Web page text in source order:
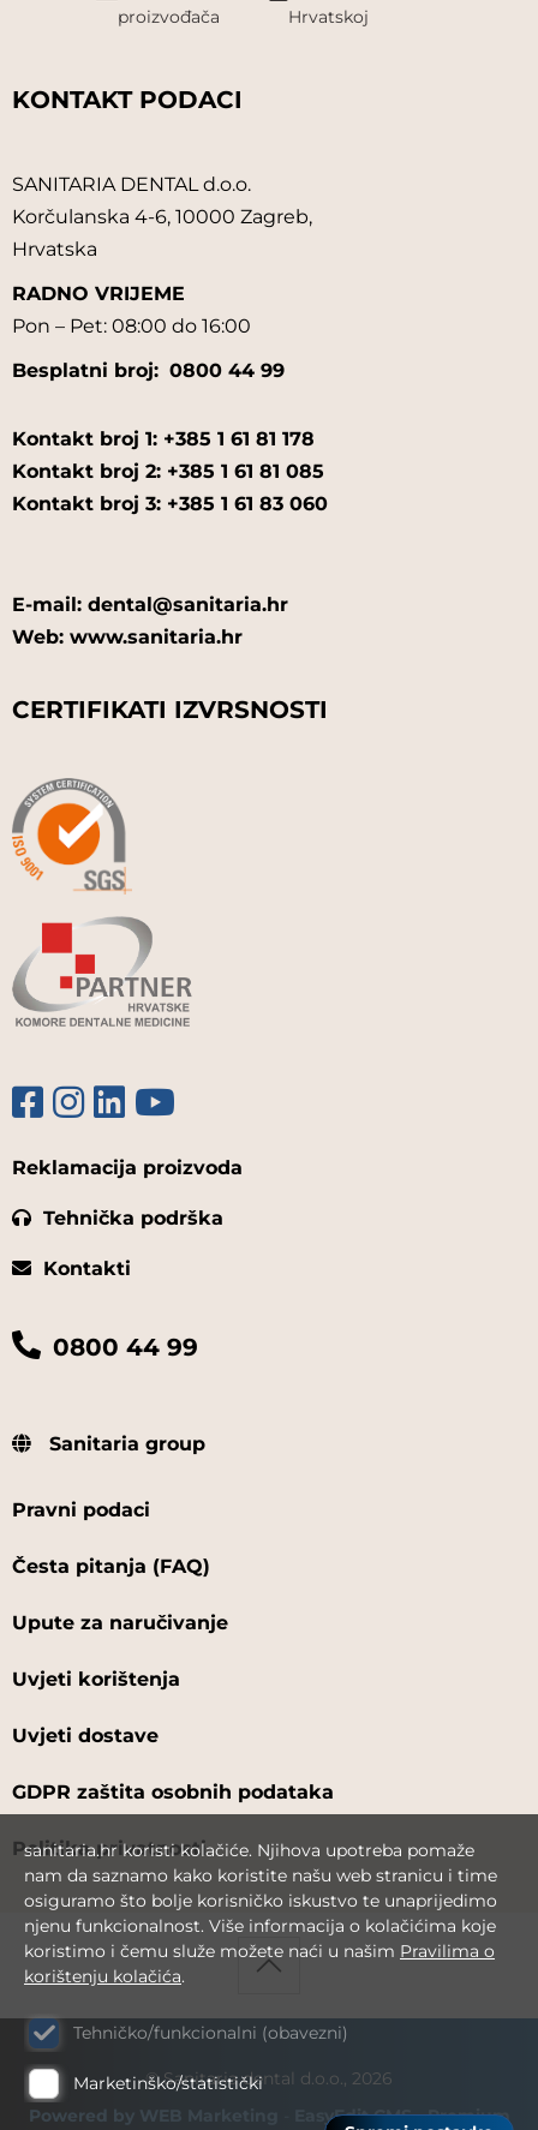
proizvođača
Hrvatskoj
KONTAKT PODACI
SANITARIA DENTAL d.o.o.
Korčulanska 4-6, 10000 Zagreb,
Hrvatska
RADNO VRIJEME
Pon – Pet: 08:00 do 16:00
Besplatni broj: 0800 44 99
Kontakt broj 1: +385 1 61 81 178
Kontakt broj 2: +385 1 61 81 085
Kontakt broj 3: +385 1 61 83 060
E-mail: dental@sanitaria.hr
Web: www.sanitaria.hr
CERTIFIKATI IZVRSNOSTI
Reklamacija proizvoda
Tehnička podrška
Kontakti
0800 44 99
Sanitaria group
Pravni podaci
Česta pitanja (FAQ)
Upute za naručivanje
Uvjeti korištenja
Uvjeti dostave
GDPR zaštita osobnih podataka
Politika privatnosti
© Sanitaria dental d.o.o., 2026
Powered by WEB Marketing
EasyEdit CMS-Premium
sanitaria.hr koristi kolačiće. Njihova upotreba pomaže
nam da saznamo kako koristite našu web stranicu i time
osiguramo što bolje korisničko iskustvo te unaprijedimo
njenu funkcionalnost. Više informacija o kolačićima koje
koristimo i čemu služe možete naći u našim Pravilima o
korištenju kolačića.
Tehničko/funkcionalni (obavezni)
Marketinško/statistički